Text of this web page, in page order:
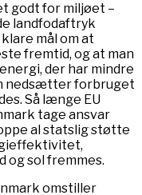
godt for miljøet –
landfodaftryk
mål om at
fremtid, og at man
der har mindre
nedsætter forbruget
Så længe EU
tage ansvar
al statslig støtte
og sol fremmes.
omstiller